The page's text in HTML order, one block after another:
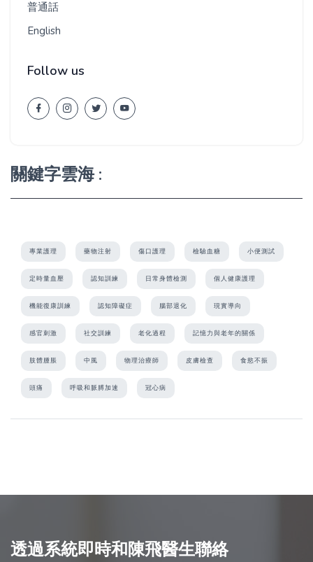
普通話
English
Follow us
關鍵字雲海 :
專業護理 藥物注射 傷口護理 檢驗血糖 小便測試
定時量血壓 認知訓練 日常身體檢測 個人健康護理
機能復康訓練 認知障礙症 腦部退化 現實導向
感官刺激 社交訓練 老化過程 記憶力與老年的關係
肢體腫脹 中風 物理治療師 皮膚檢查 食慾不振
頭痛 呼吸和脈膊加速 冠心病
透過系統即時和陳飛醫生聯絡